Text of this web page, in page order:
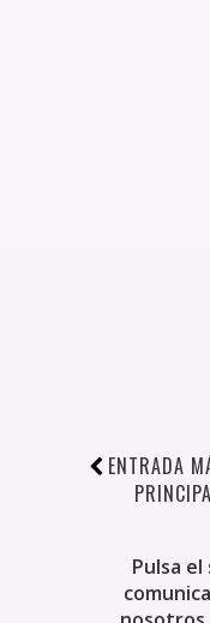
ENTRADA
Pulsa